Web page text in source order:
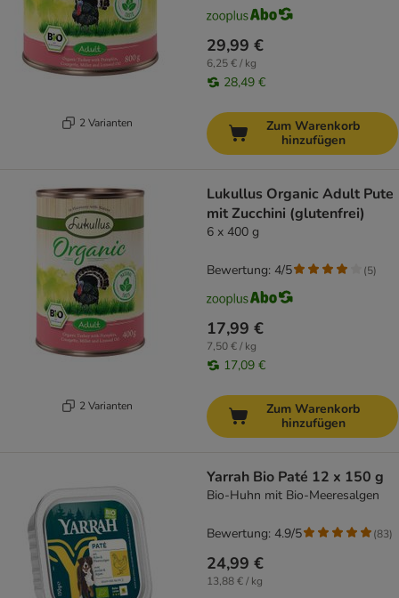
2 Varianten
29,99 €
6,25 € / kg
28,49 €
Zum Warenkorb
hinzufügen
2 Varianten
Lukullus Organic Adult Pute
mit Zucchini (glutenfrei)
6 x 400 g
17,99 €
7,50 € / kg
17,09 €
Bewertung: 4/5 (5)
Zum Warenkorb
hinzufügen
Yarrah Bio Paté 12 x 150 g
Bio-Huhn mit Bio-Meeresalgen
24,99 €
13,88 € / kg
Bewertung: 4.9/5 (83)